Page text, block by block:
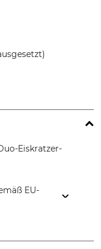
Eiskratzer-
EU-